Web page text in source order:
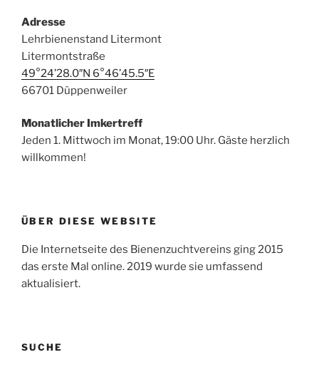
Adresse
Lehrbienenstand Litermont
Litermontstraße
49°24’28.0″N 6°46’45.5″E
66701 Düppenweiler
Monatlicher Imkertreff
Jeden 1. Mittwoch im Monat, 19:00 Uhr. Gäste herzlich
willkommen!
ÜBER DIESE WEBSITE
Die Internetseite des Bienenzuchtvereins ging 2015
das erste Mal online. 2019 wurde sie umfassend
aktualisiert.
SUCHE